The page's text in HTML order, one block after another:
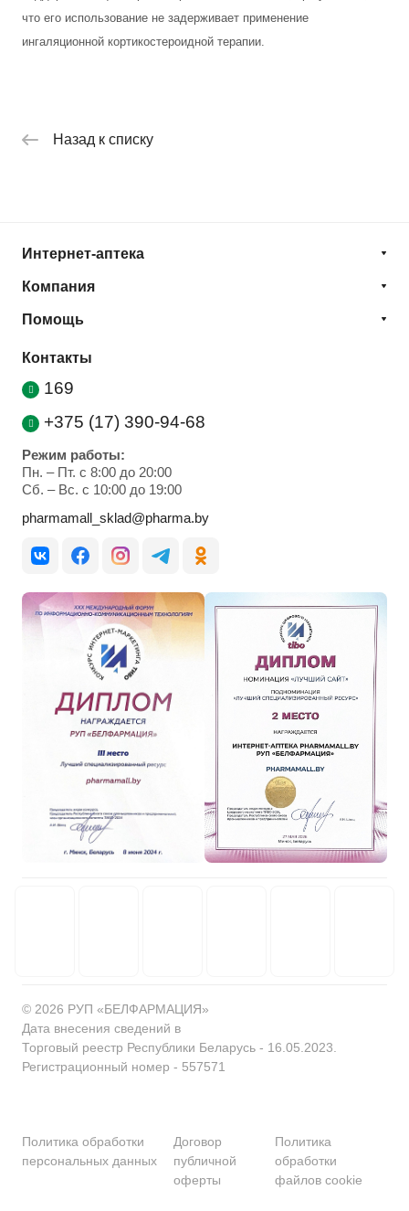
что его использование не задерживает применение
ингаляционной кортикостероидной терапии.
Назад к списку
Интернет-аптека
Компания
Помощь
Контакты
169
+375 (17) 390-94-68
Режим работы:
Пн. – Пт. с 8:00 до 20:00
Cб. – Вс. с 10:00 до 19:00
pharmamall_sklad@pharma.by
© 2026 РУП «БЕЛФАРМАЦИЯ»
Дата внесения сведений в
Торговый реестр Республики Беларусь - 16.05.2023.
Регистрационный номер - 557571
Политика обработки
персональных данных
Договор
публичной
оферты
Политика
обработки
файлов cookie